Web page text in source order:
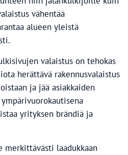
vähentää
alueen yleistä
valaistus on tehokas
herättävä rakennusvalaistus
ja jää asiakkaiden
yrityksen brändiä ja
merkittävästi laadukkaan